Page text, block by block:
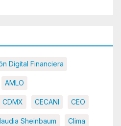
Digital Financiera
AMLO
CDMX CECANI CEO
Sheinbaum Clima